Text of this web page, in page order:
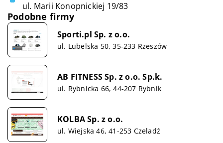
ul. Marii Konopnickiej 19/83
Podobne firmy
Sporti.pl Sp. z o.o.
ul. Lubelska 50, 35-233 Rzeszów
AB FITNESS Sp. z o.o. Sp.k.
ul. Rybnicka 66, 44-207 Rybnik
KOLBA Sp. z o.o.
ul. Wiejska 46, 41-253 Czeladź